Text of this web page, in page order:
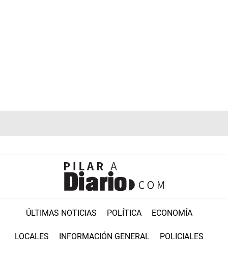
ÚLTIMAS NOTICIAS POLÍTICA ECONOMÍA
LOCALES INFORMACIÓN GENERAL POLICIALES